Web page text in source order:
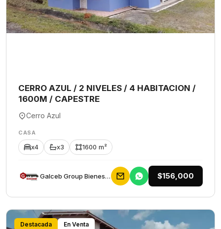
CERRO AZUL / 2 NIVELES / 4 HABITACION /
1600M / CAPESTRE
Cerro Azul
CASA
x4 x3 1600 m²
Galceb Group Bienes Raices $156,000
Destacada En Venta